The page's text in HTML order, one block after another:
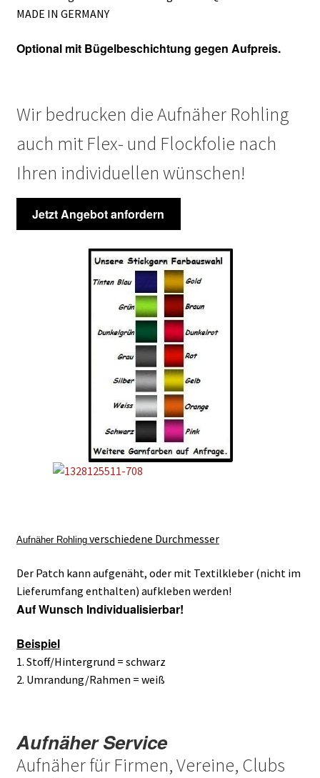
MADE IN GERMANY
Optional mit Bügelbeschichtung gegen Aufpreis.
Wir bedrucken die Aufnäher Rohling
auch mit Flex- und Flockfolie nach
Ihren individuellen wünschen!
Jetzt Angebot anfordern
Aufnäher Rohlingverschiedene Durchmesser
Der Patch kann aufgenäht, oder mit Textilkleber (nicht im
Lieferumfang enthalten) aufkleben werden!
Auf Wunsch Individualisierbar!
Beispiel
1. Stoff/Hintergrund = schwarz
2. Umrandung/Rahmen = weiß
Aufnäher Service
Aufnäher für Firmen, Vereine, Clubs